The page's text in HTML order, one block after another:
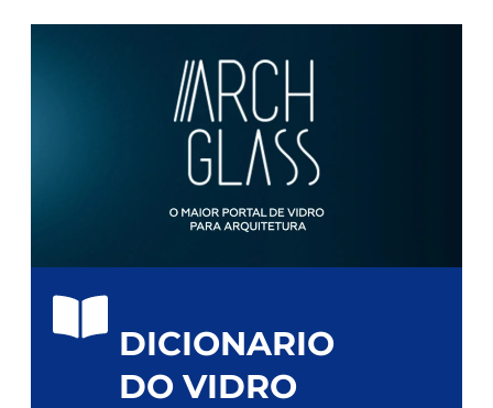
DICIONARIO
DO VIDRO